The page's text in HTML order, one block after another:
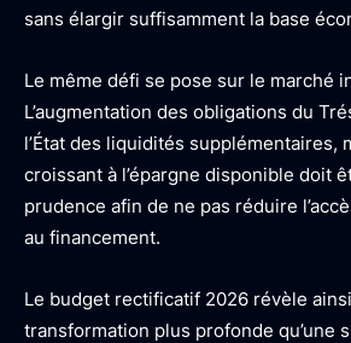
sans élargir suffisamment la base
Le même défi se pose sur le marché
L’augmentation des obligations du
l’État des liquidités supplémentaires,
croissant à l’épargne disponible doit
prudence afin de ne pas réduire
au financement.
Le budget rectificatif 2026 révèle
transformation plus profonde qu’une